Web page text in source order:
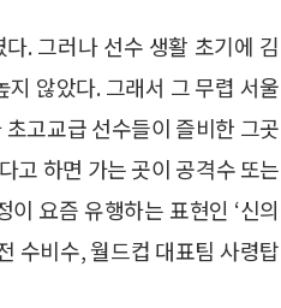
. 그러나 선수 생활 초기에 김
않았다. 그래서 그 무렵 서울
고교급 선수들이 즐비한 그곳
고 하면 가는 곳이 공격수 또는
요즘 유행하는 표현인 ‘신의
수비수, 월드컵 대표팀 사령탑